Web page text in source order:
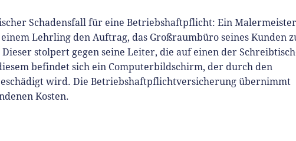
Schadensfall für eine Betriebshaftpflicht: Ein Malermeister
Lehrling den Auftrag, das Großraumbüro seines Kunden
stolpert gegen seine Leiter, die auf einen der
befindet sich ein Computerbildschirm, der durch den
wird. Die Betriebshaftpflichtversicherung übernimmt
Kosten.